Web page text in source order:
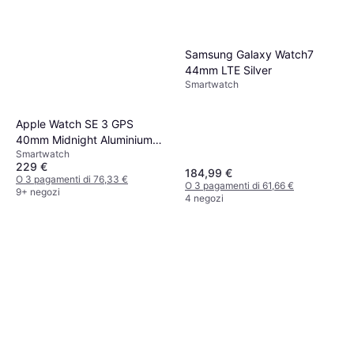
Apple Watch SE 3 GPS
40mm Midnight Aluminium
Sport Band
Smartwatch
229 €
O 3 pagamenti di 76,33 €
9+ negozi
Samsung Galaxy Watch7
44mm LTE Silver
Smartwatch
184,99 €
O 3 pagamenti di 61,66 €
4 negozi